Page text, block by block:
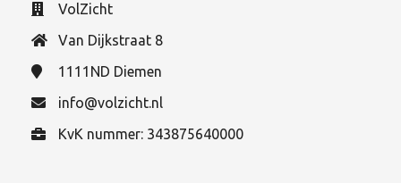
VolZicht
Van Dijkstraat 8
1111ND Diemen
info@volzicht.nl
KvK nummer: 343875640000